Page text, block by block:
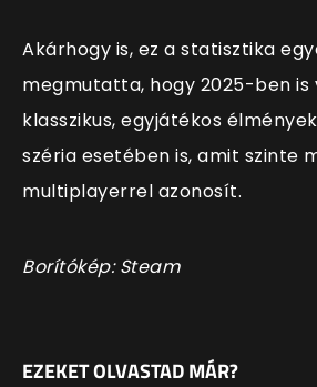
Akárhogy is, ez a statisztika
megmutatta, hogy 2025-ben is
klasszikus, egyjátékos
széria esetében is, amit szinte
multiplayerrel azonosít.
Borítókép: Steam
EZEKET OLVASTAD MÁR?